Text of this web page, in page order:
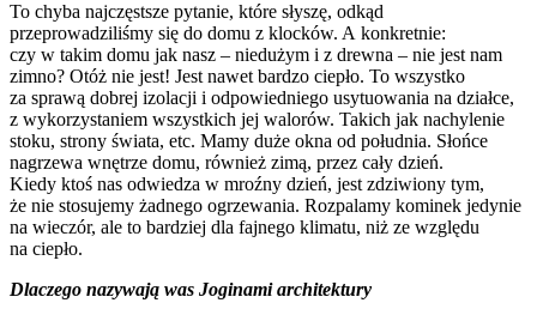
To chyba najczęstsze pytanie, które słyszę, odkąd
przeprowadziliśmy się do domu z klocków. A konkretnie:
czy w takim domu jak nasz – niedużym i z drewna – nie jest nam
zimno? Otóż nie jest! Jest nawet bardzo ciepło. To wszystko
za sprawą dobrej izolacji i odpowiedniego usytuowania na działce,
z wykorzystaniem wszystkich jej walorów. Takich jak nachylenie
stoku, strony świata, etc. Mamy duże okna od południa. Słońce
nagrzewa wnętrze domu, również zimą, przez cały dzień.
Kiedy ktoś nas odwiedza w mroźny dzień, jest zdziwiony tym,
że nie stosujemy żadnego ogrzewania. Rozpalamy kominek jedynie
na wieczór, ale to bardziej dla fajnego klimatu, niż ze względu
na ciepło.
Dlaczego nazywają was Joginami architektury